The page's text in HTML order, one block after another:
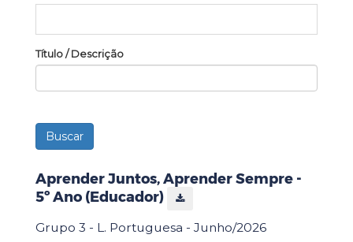
Título / Descrição
Aprender Juntos, Aprender Sempre -
5º Ano (Educador)
Grupo 3 - L. Portuguesa - Junho/2026